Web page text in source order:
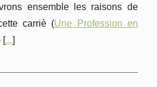
ensemble les raisons de
carriè (Une Profession en
[...]